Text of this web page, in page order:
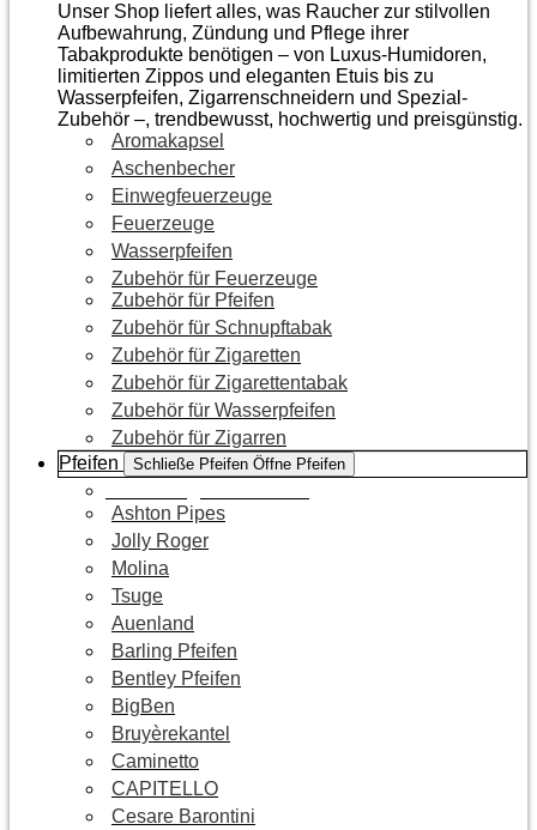
Unser Shop liefert alles, was Raucher zur stilvollen
Aufbewahrung, Zündung und Pflege ihrer
Tabakprodukte benötigen – von Luxus-Humidoren,
limitierten Zippos und eleganten Etuis bis zu
Wasserpfeifen, Zigarrenschneidern und Spezial-
Zubehör –, trendbewusst, hochwertig und preisgünstig.
Aromakapsel
Aschenbecher
Einwegfeuerzeuge
Feuerzeuge
Wasserpfeifen
Zubehör für Feuerzeuge
Zubehör für Pfeifen
Zubehör für Schnupftabak
Zubehör für Zigaretten
Zubehör für Zigarettentabak
Zubehör für Wasserpfeifen
Zubehör für Zigarren
Pfeifen
Schließe Pfeifen Öffne Pfeifen
Ashton Pipes
Jolly Roger
Molina
Tsuge
Auenland
Barling Pfeifen
Bentley Pfeifen
BigBen
Bruyèrekantel
Caminetto
CAPITELLO
Cesare Barontini